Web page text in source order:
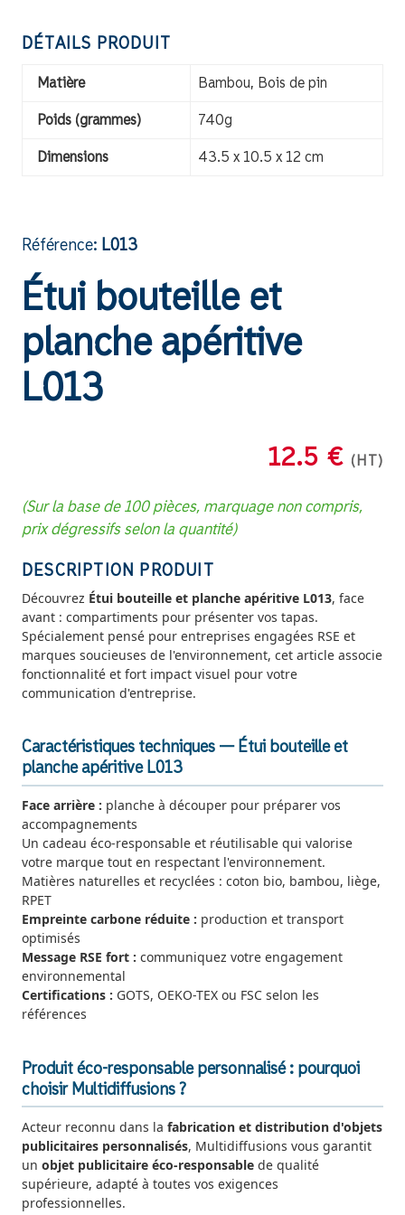
DÉTAILS PRODUIT
Matière Bambou, Bois de pin
Poids (grammes) 740g
Dimensions 43.5 x 10.5 x 12 cm
Référence: L013
Étui bouteille et
planche apéritive
L013
12.5 € (HT)
(Sur la base de 100 pièces, marquage non compris,
prix dégressifs selon la quantité)
DESCRIPTION PRODUIT
Découvrez Étui bouteille et planche apéritive L013, face
avant : compartiments pour présenter vos tapas.
Spécialement pensé pour entreprises engagées RSE et
marques soucieuses de l'environnement, cet article associe
fonctionnalité et fort impact visuel pour votre
communication d'entreprise.
Caractéristiques techniques — Étui bouteille et
planche apéritive L013
Face arrière : planche à découper pour préparer vos
accompagnements
Un cadeau éco-responsable et réutilisable qui valorise
votre marque tout en respectant l'environnement.
Matières naturelles et recyclées : coton bio, bambou, liège,
RPET
Empreinte carbone réduite : production et transport
optimisés
Message RSE fort : communiquez votre engagement
environnemental
Certifications : GOTS, OEKO-TEX ou FSC selon les
références
Produit éco-responsable personnalisé : pourquoi
choisir Multidiffusions ?
Acteur reconnu dans la fabrication et distribution d'objets
publicitaires personnalisés, Multidiffusions vous garantit
un objet publicitaire éco-responsable de qualité
supérieure, adapté à toutes vos exigences
professionnelles.